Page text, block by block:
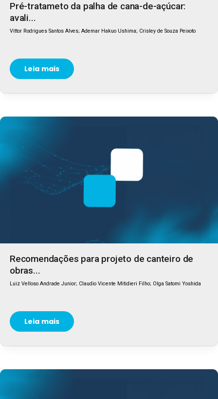
Pré-tratameto da palha de cana-de-açúcar:
avali...
Vittor Rodrigues Santos Alves; Ademar Hakuo Ushima; Crisley de Souza Peixoto
Leia mais
Recomendações para projeto de canteiro de
obras...
Luiz Velloso Andrade Junior; Claudio Vicente Mitidieri Filho; Olga Satomi Yoshida
Leia mais